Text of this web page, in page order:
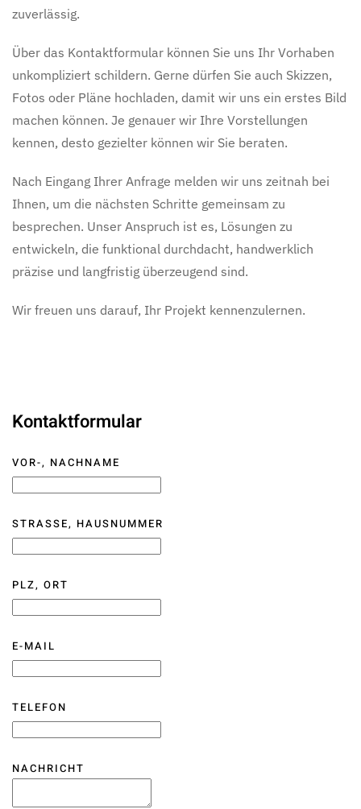
zuverlässig.
Über das Kontaktformular können Sie uns Ihr Vorhaben
unkompliziert schildern. Gerne dürfen Sie auch Skizzen,
Fotos oder Pläne hochladen, damit wir uns ein erstes Bild
machen können. Je genauer wir Ihre Vorstellungen
kennen, desto gezielter können wir Sie beraten.
Nach Eingang Ihrer Anfrage melden wir uns zeitnah bei
Ihnen, um die nächsten Schritte gemeinsam zu
besprechen. Unser Anspruch ist es, Lösungen zu
entwickeln, die funktional durchdacht, handwerklich
präzise und langfristig überzeugend sind.
Wir freuen uns darauf, Ihr Projekt kennenzulernen.
Kontaktformular
VOR-, NACHNAME
STRASSE, HAUSNUMMER
PLZ, ORT
E-MAIL
TELEFON
NACHRICHT